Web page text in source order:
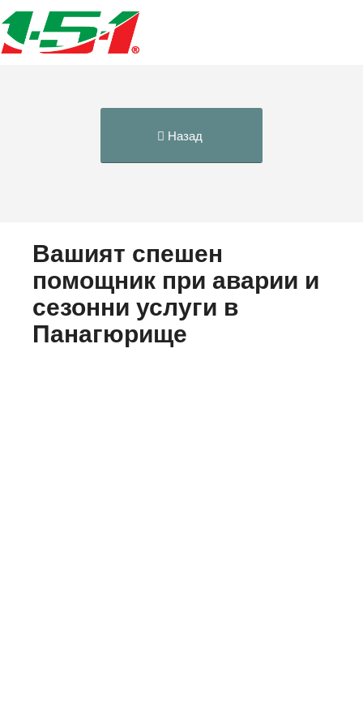
Назад
Вашият спешен
помощник при аварии и
сезонни услуги в
Панагюрище